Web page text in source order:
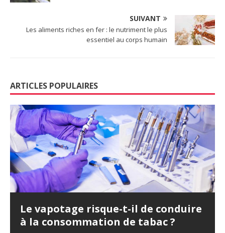
SUIVANT
Les aliments riches en fer : le nutriment le plus
essentiel au corps humain
ARTICLES POPULAIRES
Le vapotage risque-t-il de conduire
à la consommation de tabac ?